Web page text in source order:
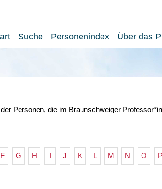
Suche Personenindex Über das
Personen, die im Braunschweiger
F G H I J K L M N O P